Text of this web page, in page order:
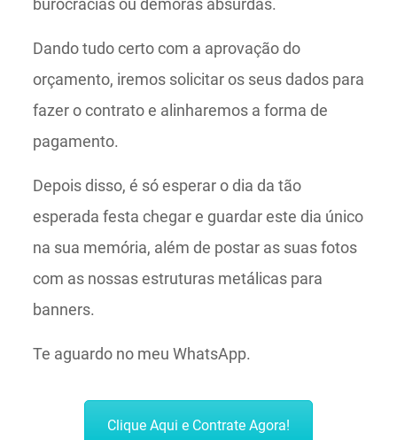
burocracias ou demoras absurdas.
Dando tudo certo com a aprovação do
orçamento, iremos solicitar os seus dados para
fazer o contrato e alinharemos a forma de
pagamento.
Depois disso, é só esperar o dia da tão
esperada festa chegar e guardar este dia único
na sua memória, além de postar as suas fotos
com as nossas estruturas metálicas para
banners.
Te aguardo no meu WhatsApp.
Clique Aqui e Contrate Agora!